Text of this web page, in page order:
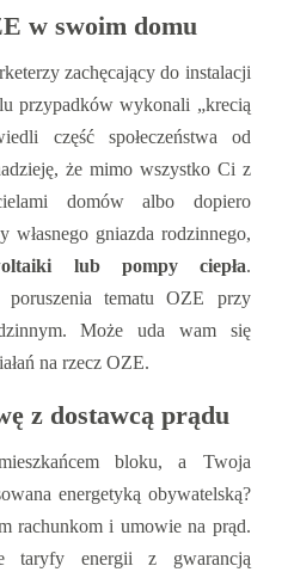
w swoim domu
zachęcający do instalacji
przypadków wykonali „krecią
część społeczeństwa od
że mimo wszystko Ci z
domów albo dopiero
własnego gniazda rodzinnego,
lub pompy ciepła.
poruszenia tematu OZE przy
Może uda wam się
na rzecz OZE.
z dostawcą prądu
bloku, a Twoja
energetyką obywatelską?
rachunkom i umowie na prąd.
taryfy energii z gwarancją